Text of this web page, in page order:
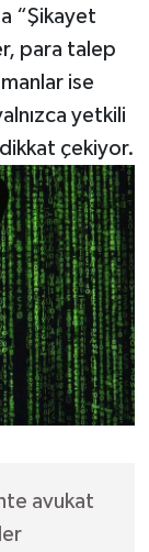
“Şikayet
para talep
ise
yetkili
dikkat çekiyor.
avukat